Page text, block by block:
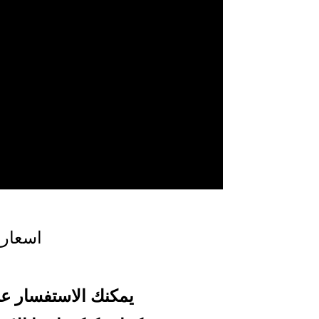
يمكنك الاستفسار